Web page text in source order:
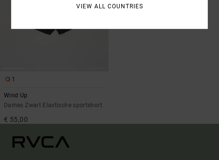
1
Wind Up
Dames Zwart Elastische sportshort
€ 55,00
VIEW ALL COUNTRIES